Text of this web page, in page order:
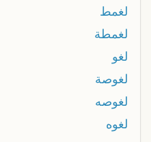
لغمط
لغمطة
لغو
لغوصة
لغوصه
لغوه